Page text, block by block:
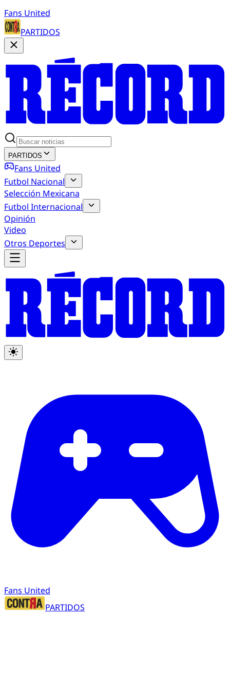
Fans United
PARTIDOS
PARTIDOS
Fans United
Futbol Nacional
Selección Mexicana
Futbol Internacional
Opinión
Video
Otros Deportes
Fans United
PARTIDOS